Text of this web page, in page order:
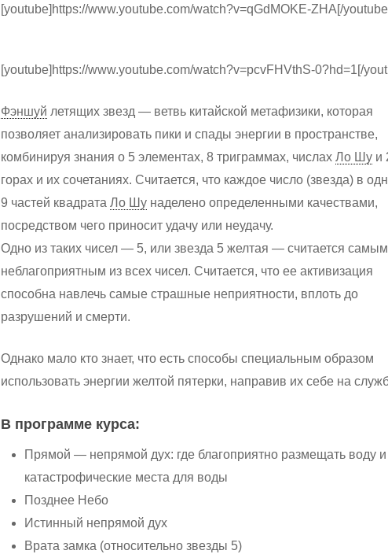
[youtube]https://www.youtube.com/watch?v=qGdMOKE-ZHA[/
[youtube]https://www.youtube.com/watch?v=pcvFHVthS-0?hd=1[/
Фэншуй летящих звезд — ветвь китайской метафизики, которая
позволяет анализировать пики и спады энергии в пространстве,
комбинируя знания о 5 элементах, 8 триграммах, числах Ло Шуи
горах и их сочетаниях. Считается, что каждое число (звезда) в
9 частей квадрата Ло Шунаделено определенными качествами,
посредством чего приносит удачу или неудачу.
Одно из таких чисел — 5, или звезда 5 желтая — считается самым
неблагоприятным из всех чисел. Считается, что ее активизация
способна навлечь самые страшные неприятности, вплоть до
разрушений и смерти.
Однако мало кто знает, что есть способы специальным образом
использовать энергии желтой пятерки, направив их себе на
В программе курса:
Прямой — непрямой дух: где благоприятно размещать воду и
катастрофические места для воды
Позднее Небо
Истинный непрямой дух
Врата замка (относительно звезды 5)